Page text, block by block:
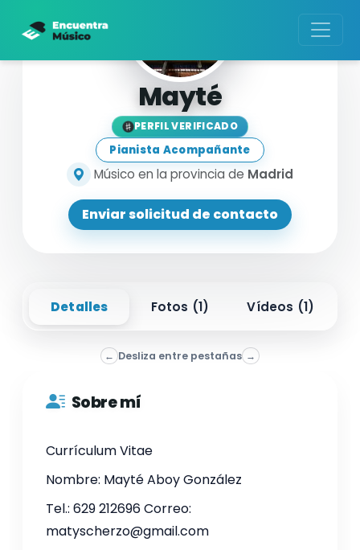
Mayté
PERFIL VERIFICADO
Pianista Acompañante
Músico en la provincia de Madrid
Enviar solicitud de contacto
Detalles Fotos (1) Vídeos (1)
← Desliza entre pestañas →
Sobre mí
Currículum Vitae
Nombre: Mayté Aboy González
Tel.: 629 212696 Correo:
matyscherzo@gmail.com